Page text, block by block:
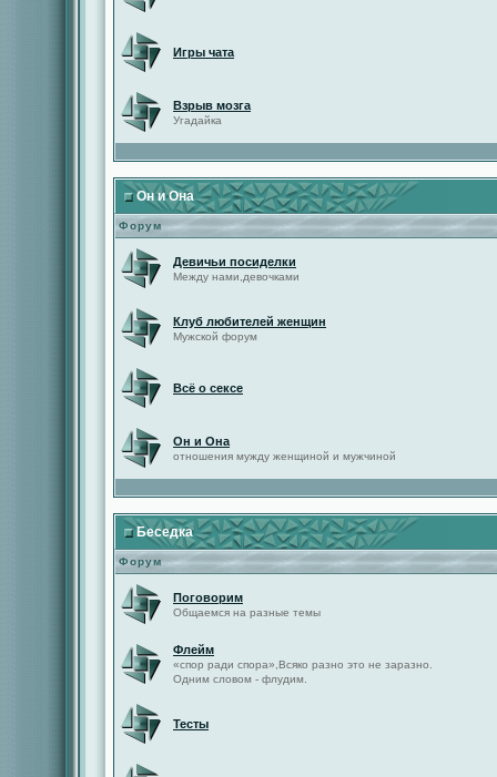
Игры чата
Взрыв мозга
Угадайка
Он и Она
Форум
Девичьи посиделки
Между нами,девочками
Клуб любителей женщин
Мужской форум
Всё о сексе
Он и Она
отношения мужду женщиной и мужчиной
Беседка
Форум
Поговорим
Общаемся на разные темы
Флейм
«спор ради спора»,Всяко разно это не заразно.
Одним словом - флудим.
Тесты